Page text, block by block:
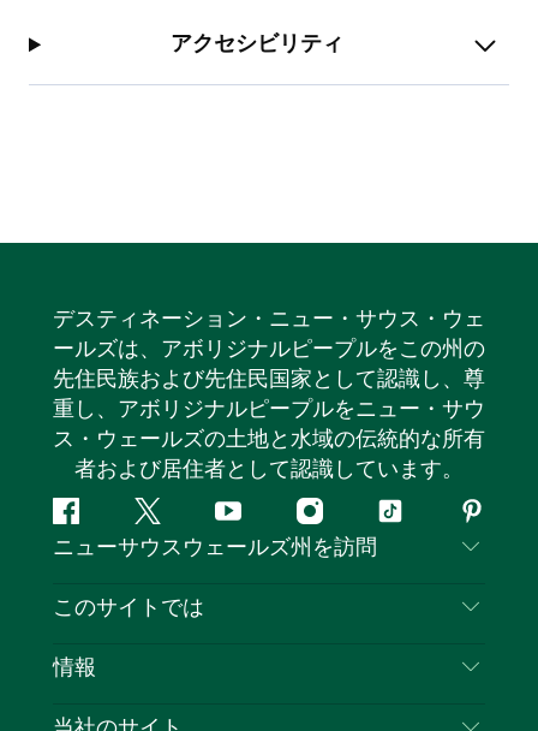
アクセシビリティ
デスティネーション・ニュー・サウス・ウェ
ールズは、アボリジナルピープルをこの州の
先住民族および先住民国家として認識し、尊
重し、アボリジナルピープルをニュー・サウ
ス・ウェールズの土地と水域の伝統的な所有
者および居住者として認識しています。
フ
ェ
ス
ッ
ツ
イ
タ
ユ
ー
イ
ン
テ
ピ
ン
レ
ト
ニューサウスウェールズ州を訪問
お問い合わせ
このサイトでは
目的地
情報
旅行情報